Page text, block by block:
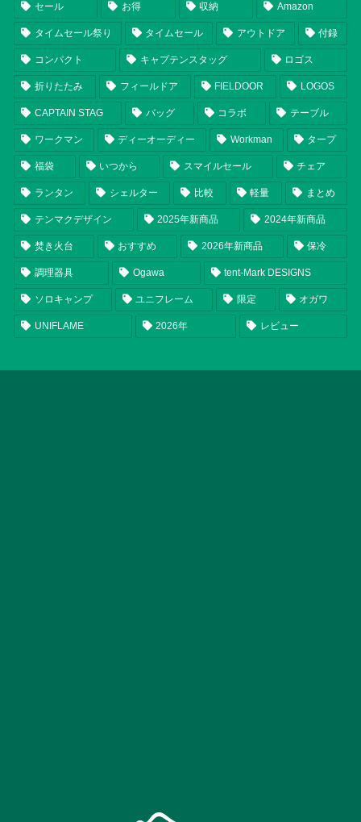
セール お得 収納 Amazon
タイムセール祭り タイムセール アウトドア 付録
コンパクト キャプテンスタッグ ロゴス
折りたたみ フィールドア FIELDOOR LOGOS
CAPTAIN STAG バッグ コラボ テーブル
ワークマン ディーオーディー Workman タープ
福袋 いつから スマイルセール チェア
ランタン シェルター 比較 軽量 まとめ
テンマクデザイン 2025年新商品 2024年新商品
焚き火台 おすすめ 2026年新商品 保冷
調理器具 Ogawa tent-Mark DESIGNS
ソロキャンプ ユニフレーム 限定 オガワ
UNIFLAME 2026年 レビュー